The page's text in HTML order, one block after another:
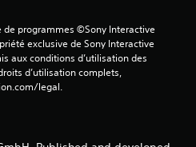
de programmes ©Sony Interactive
exclusive de Sony Interactive
aux conditions d’utilisation des
d’utilisation complets,
legal.